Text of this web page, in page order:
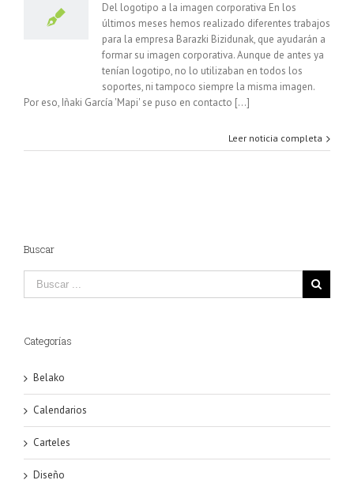
Del logotipo a la imagen corporativa En los
últimos meses hemos realizado diferentes trabajos
para la empresa Barazki Bizidunak, que ayudarán a
formar su imagen corporativa. Aunque de antes ya
tenían logotipo, no lo utilizaban en todos los
soportes, ni tampoco siempre la misma imagen.
Por eso, Iñaki García 'Mapi' se puso en contacto [...]
Leer noticia completa
Buscar
Categorías
Belako
Calendarios
Carteles
Diseño